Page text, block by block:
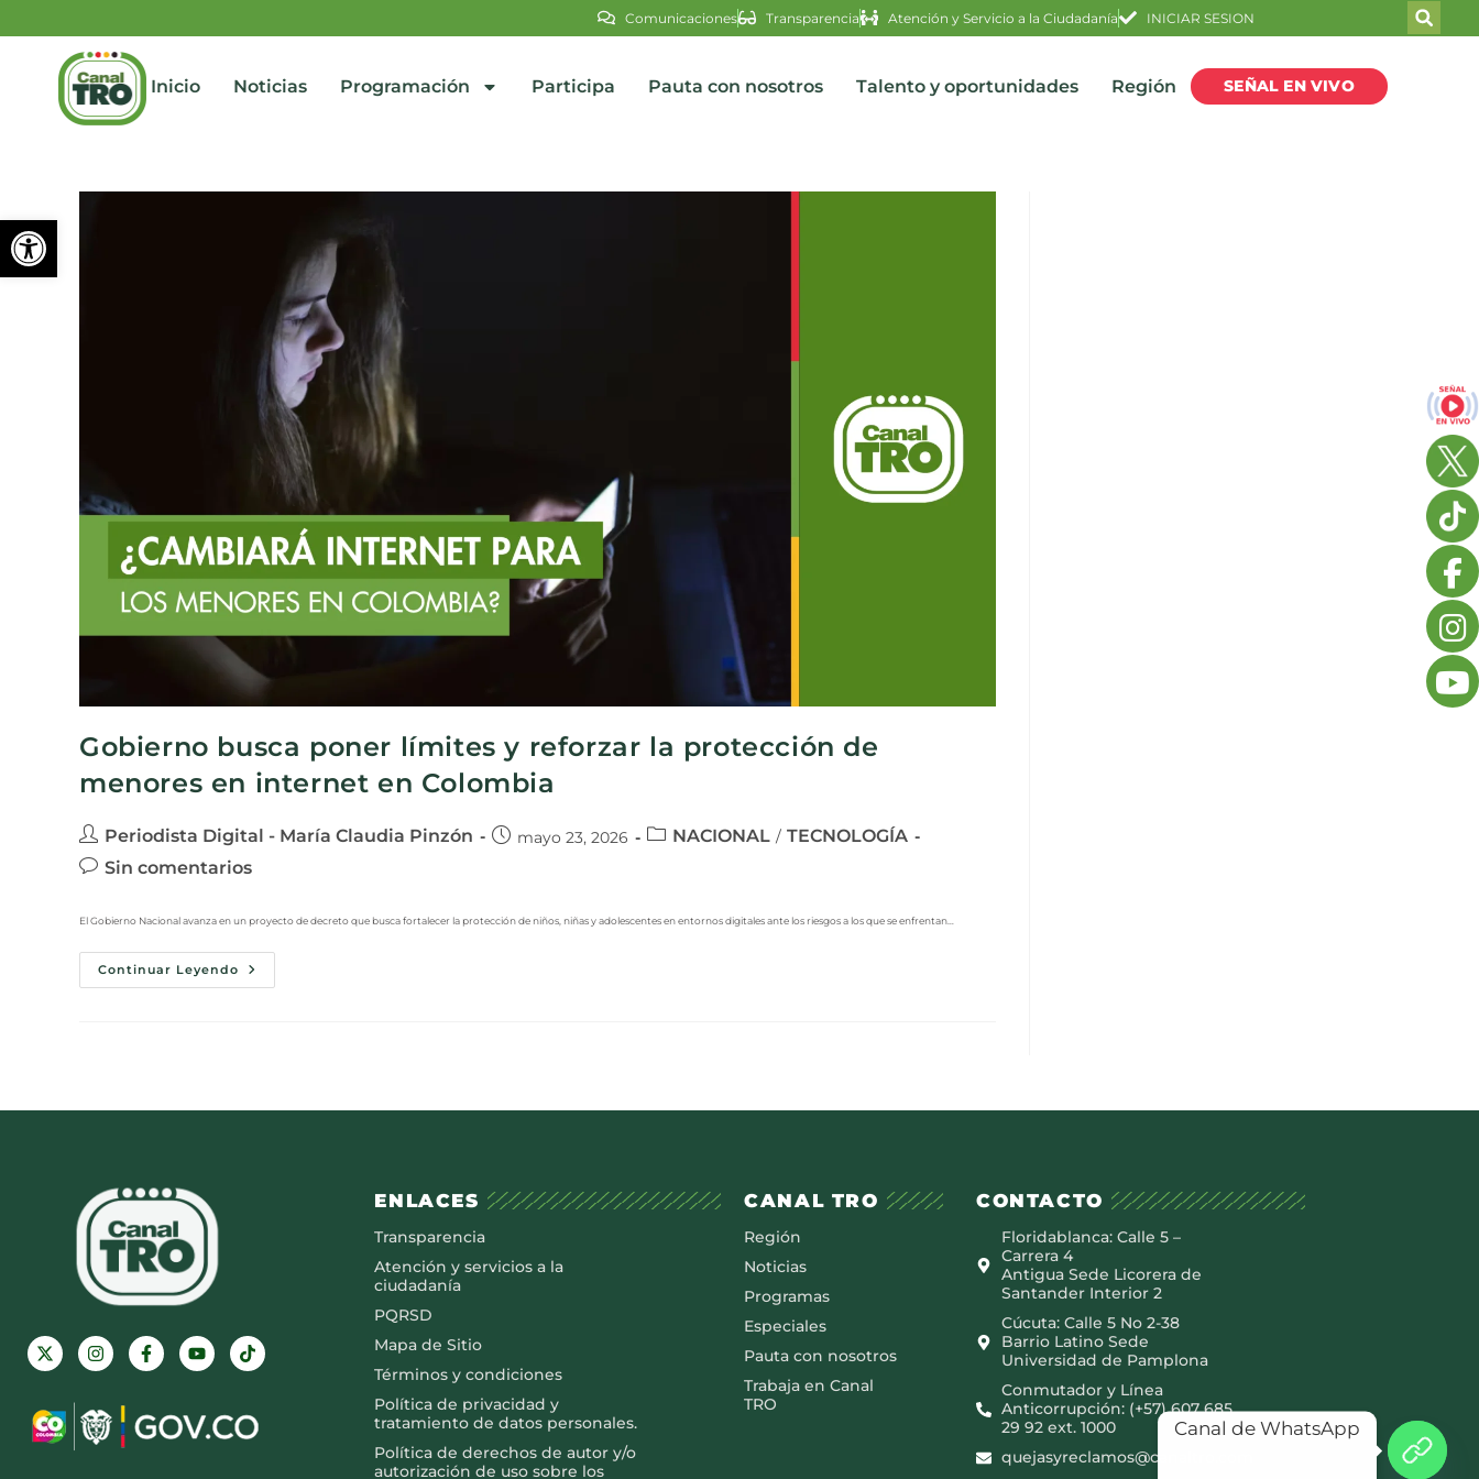
Abrir barra de herramientas
Comunicaciones Transparencia Atención y Servicio a la Ciudadanía INICIAR SESION
Inicio Noticias Programación Participa Pauta con nosotros Talento y oportunidades Región SEÑAL EN VIVO
Gobierno busca poner límites y reforzar la protección de
menores en internet en Colombia
Periodista Digital - María Claudia Pinzón mayo 23, 2026 NACIONAL / TECNOLOGÍA
Sin comentarios
El Gobierno Nacional avanza en un proyecto de decreto que busca fortalecer la protección de niños, niñas y adolescentes en entornos digitales ante los riesgos a los que se enfrentan…
Continuar Leyendo
ENLACES
Transparencia
Atención y servicios a la
ciudadanía
PQRSD
Mapa de Sitio
Términos y condiciones
Política de privacidad y
tratamiento de datos personales.
Política de derechos de autor y/o
autorización de uso sobre los
CANAL TRO
Región
Noticias
Programas
Especiales
Pauta con nosotros
Trabaja en Canal
TRO
CONTACTO
Floridablanca: Calle 5 –
Carrera 4
Antigua Sede Licorera de
Santander Interior 2
Cúcuta: Calle 5 No 2-38
Barrio Latino Sede
Universidad de Pamplona
Conmutador y Línea
Anticorrupción: (+57) 607 685
29 92 ext. 1000
quejasyreclamos@canaltro.com
Canal de WhatsApp